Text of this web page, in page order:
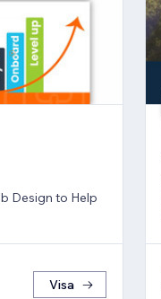
Design to Help
Visa